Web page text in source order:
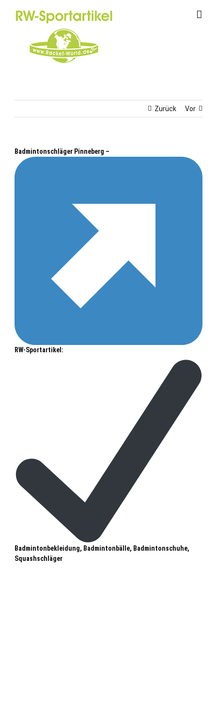
Zurück Vor
Badmintonschläger Pinneberg –
RW-Sportartikel:
Badmintonbekleidung, Badmintonbälle, Badmintonschuhe,
Squashschläger